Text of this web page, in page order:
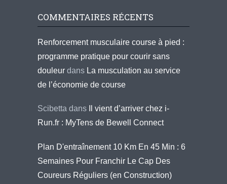
COMMENTAIRES RÉCENTS
Renforcement musculaire course à pied :
programme pratique pour courir sans
douleur dans La musculation au service
de l’économie de course
Scibetta dans
Il vient d’arriver chez i-
Run.fr : MyTens de Bewell Connect
Plan D'entraînement 10 Km En 45 Min : 6
Semaines Pour Franchir Le Cap Des
Coureurs Réguliers (en Construction)